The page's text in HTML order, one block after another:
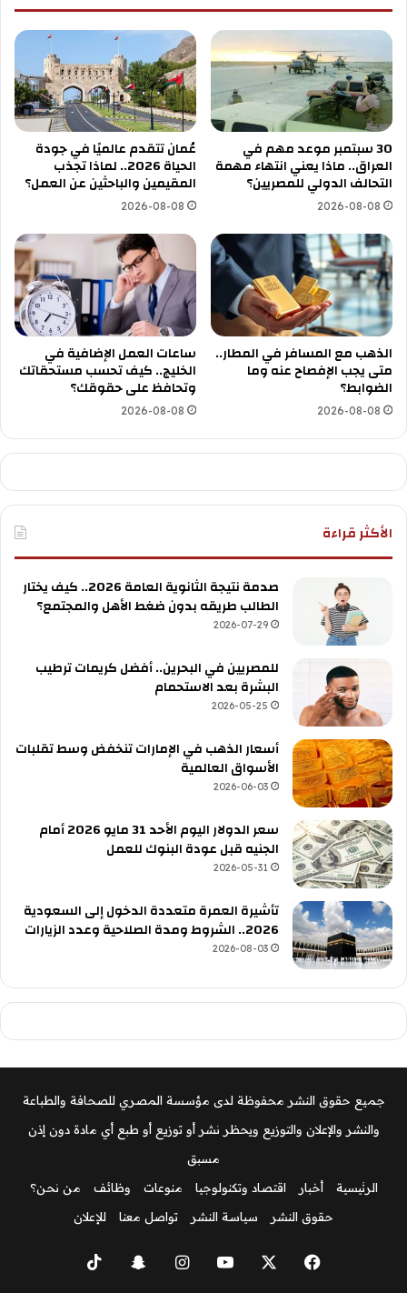
30 سبتمبر موعد مهم في
العراق.. ماذا يعني انتهاء مهمة
التحالف الدولي للمصريين؟
2026-08-08
عُمان تتقدم عالميًا في جودة
الحياة 2026.. لماذا تجذب
المقيمين والباحثين عن العمل؟
2026-08-08
الذهب مع المسافر في المطار..
متى يجب الإفصاح عنه وما
الضوابط؟
2026-08-08
ساعات العمل الإضافية في
الخليج.. كيف تحسب مستحقاتك
وتحافظ على حقوقك؟
2026-08-08
الأكثر قراءة
صدمة نتيجة الثانوية العامة 2026.. كيف يختار
الطالب طريقه بدون ضغط الأهل والمجتمع؟
2026-07-29
للمصريين في البحرين.. أفضل كريمات ترطيب
البشرة بعد الاستحمام
2026-05-25
أسعار الذهب في الإمارات تنخفض وسط تقلبات
الأسواق العالمية
2026-06-03
سعر الدولار اليوم الأحد 31 مايو 2026 أمام
الجنيه قبل عودة البنوك للعمل
2026-05-31
تأشيرة العمرة متعددة الدخول إلى السعودية
2026.. الشروط ومدة الصلاحية وعدد الزيارات
2026-08-03
جميع حقوق النشر محفوظة لدى مؤسسة المصري للصحافة والطباعة
والنشر والإعلان والتوزيع ويحظر نشر أو توزيع أو طبع أي مادة دون إذن
مسبق
الرئيسية
أخبار اقتصاد وتكنولوجيا منوعات وظائف
من نحن؟
حقوق النشر
سياسة النشر تواصل معنا للإعلان
فيسبوك ‫YouTubeانستقرامسناب